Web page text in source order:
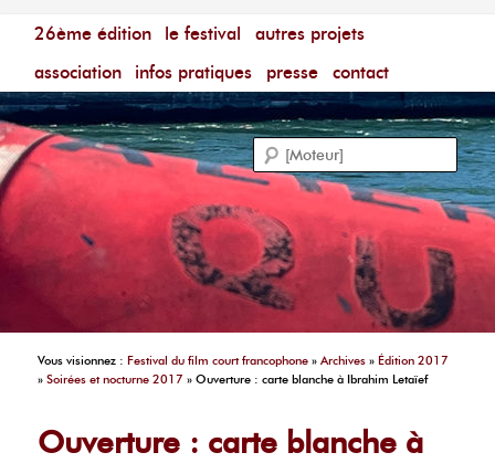
Menu principal
aller au contenu principal
aller au contenu secondaire
26ème édition le festival
autres projets
association
infos pratiques presse contact
Festival du Film Court Francophone – [Un poing c'est
Vous visionnez :Festival du film court francophone »Archives »Édition 2017
»Soirées et nocturne 2017 »Ouverture : carte blanche à Ibrahim Letaïef
Ouverture : carte blanche à